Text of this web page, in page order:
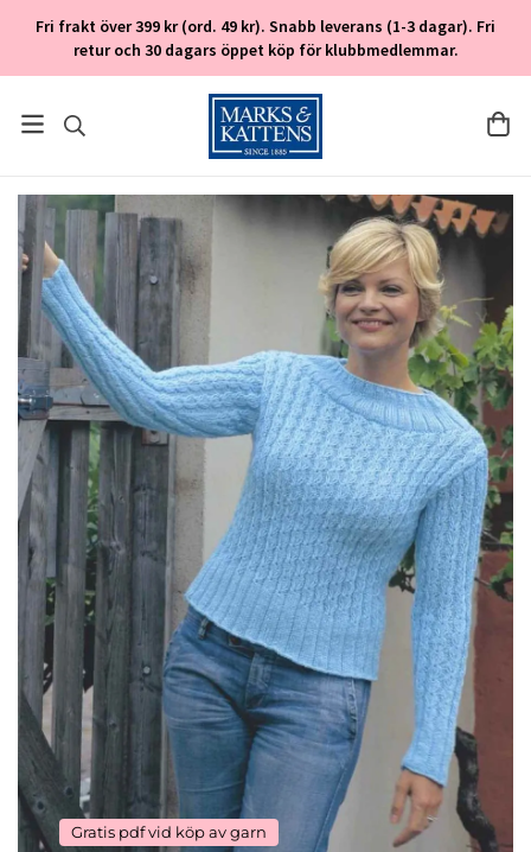
Fri frakt över 399 kr (ord. 49 kr). Snabb leverans (1-3 dagar). Fri
retur och 30 dagars öppet köp för klubbmedlemmar.
Gratis pdf vid köp av garn